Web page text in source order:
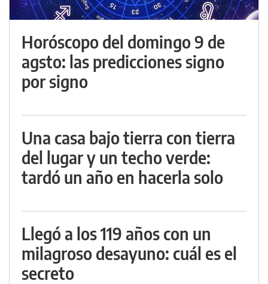
Horóscopo del domingo 9 de
agsto: las predicciones signo
por signo
Una casa bajo tierra con tierra
del lugar y un techo verde:
tardó un año en hacerla solo
Llegó a los 119 años con un
milagroso desayuno: cuál es el
secreto